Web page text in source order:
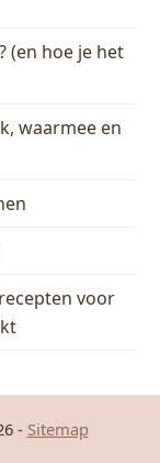
(en hoe je het
waarmee en
voor
- Sitemap